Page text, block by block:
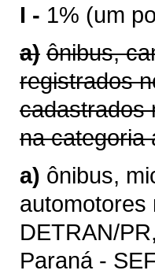
I - 1% (um
a) ônibus,
registrados
cadastrados
na categoria
a) ônibus,
automotores
DETRAN/
Paraná -